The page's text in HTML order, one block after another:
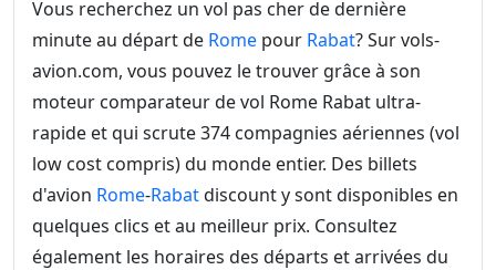
Vous recherchez un vol pas cher de dernière
minute au départ de Rome pour Rabat? Sur vols-
avion.com, vous pouvez le trouver grâce à son
moteur comparateur de vol Rome Rabat ultra-
rapide et qui scrute 374 compagnies aériennes (vol
low cost compris) du monde entier. Des billets
d'avion Rome-Rabatdiscount y sont disponibles en
quelques clics et au meilleur prix. Consultez
également les horaires des départs et arrivées du